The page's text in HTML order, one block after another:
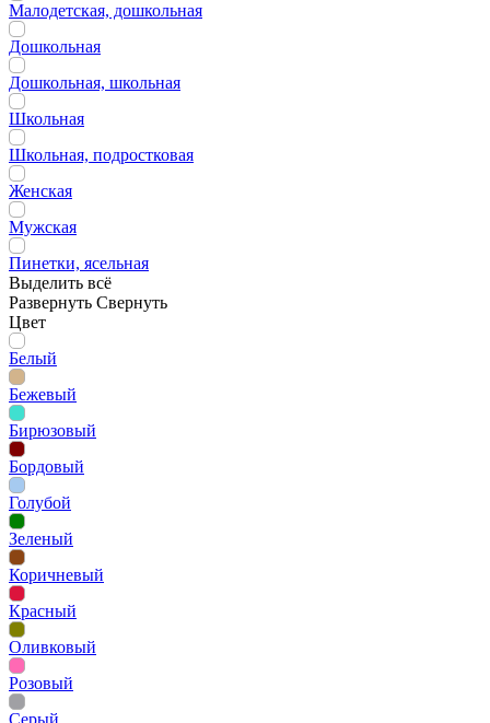
Малодетская, дошкольная
Дошкольная
Дошкольная, школьная
Школьная
Школьная, подростковая
Женская
Мужская
Пинетки, ясельная
Выделить всё
Развернуть Свернуть
Цвет
Белый
Бежевый
Бирюзовый
Бордовый
Голубой
Зеленый
Коричневый
Красный
Оливковый
Розовый
Серый